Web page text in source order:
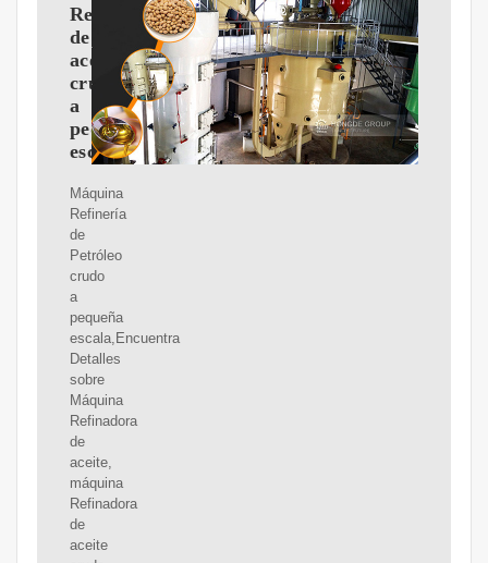
Refinería
de
aceite
crudo
a
pequeña
escala
Máquina
Refinería
de
Petróleo
crudo
a
pequeña
escala,Encuentra
Detalles
sobre
Máquina
Refinadora
de
aceite,
máquina
Refinadora
de
aceite